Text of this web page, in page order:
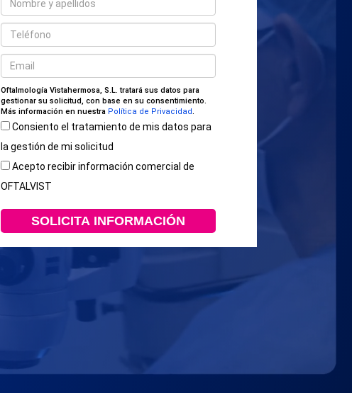
Oftalmología Vistahermosa, S.L. tratará sus datos para
gestionar su solicitud, con base en su consentimiento.
Más información en nuestra Política de Privacidad.
Consiento el tratamiento de mis datos para
la gestión de mi solicitud
Acepto recibir información comercial de
OFTALVIST